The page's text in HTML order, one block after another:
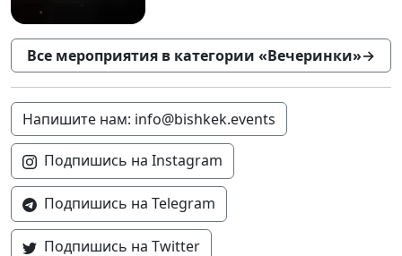
Все мероприятия в категории «Вечеринки»→
Напишите нам: info@bishkek.events
Подпишись на Instagram
Подпишись на Telegram
Подпишись на Twitter